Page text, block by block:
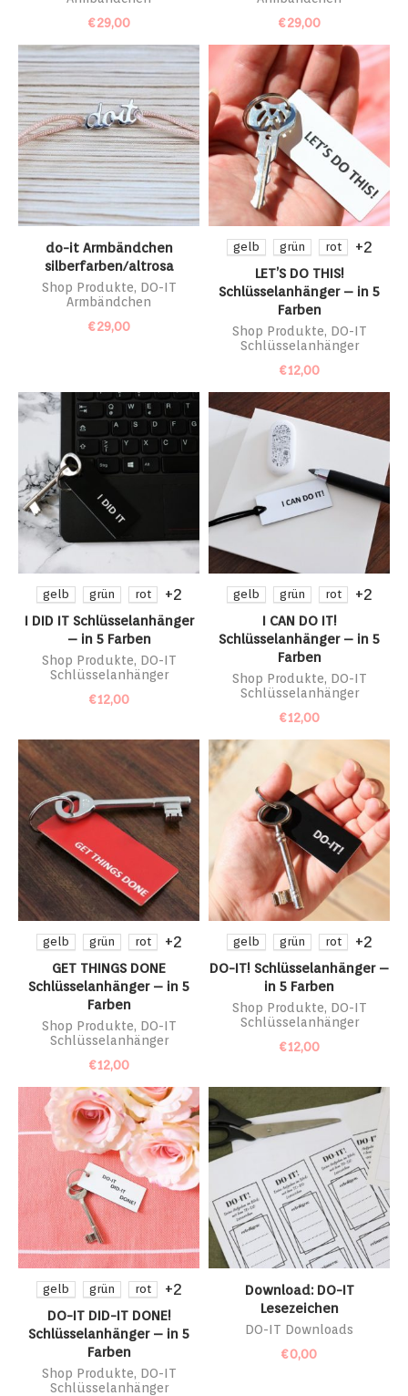
€29,00
€29,00
do-it Armbändchen
silberfarben/altrosa
Shop Produkte, DO-IT
Armbändchen
€29,00
gelb grün rot +2
LET’S DO THIS!
Schlüsselanhänger – in 5
Farben
Shop Produkte, DO-IT
Schlüsselanhänger
€12,00
gelb grün rot +2
I DID IT Schlüsselanhänger
– in 5 Farben
Shop Produkte, DO-IT
Schlüsselanhänger
€12,00
gelb grün rot +2
I CAN DO IT!
Schlüsselanhänger – in 5
Farben
Shop Produkte, DO-IT
Schlüsselanhänger
€12,00
gelb grün rot +2
GET THINGS DONE
Schlüsselanhänger – in 5
Farben
Shop Produkte, DO-IT
Schlüsselanhänger
€12,00
gelb grün rot +2
DO-IT! Schlüsselanhänger –
in 5 Farben
Shop Produkte, DO-IT
Schlüsselanhänger
€12,00
gelb grün rot +2
DO-IT DID-IT DONE!
Schlüsselanhänger – in 5
Farben
Shop Produkte, DO-IT
Schlüsselanhänger
Download: DO-IT
Lesezeichen
DO-IT Downloads
€0,00